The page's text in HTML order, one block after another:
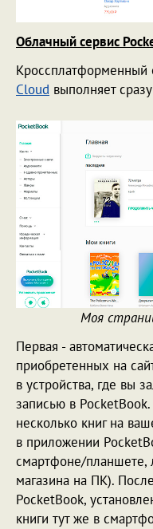
Облачный сервис
Кроссплатформенный
Cloud выполняет
Моя
Первая -
приобретенных на
в устройства, где вы
записью в
несколько книг на
в приложении
смартфоне/планшете,
магазина на ПК).
PocketBook,
книги тут же в